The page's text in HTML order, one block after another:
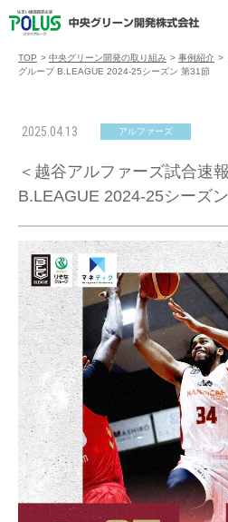
TOP > 中央グリーン開発の取り組み > 事例紹介 >
グループ B.LEAGUE 2024-25シーズン 第31節
2025.04.13 アルファーズ
＜越谷アルファーズ試合速
B.LEAGUE 2024-25シーズ